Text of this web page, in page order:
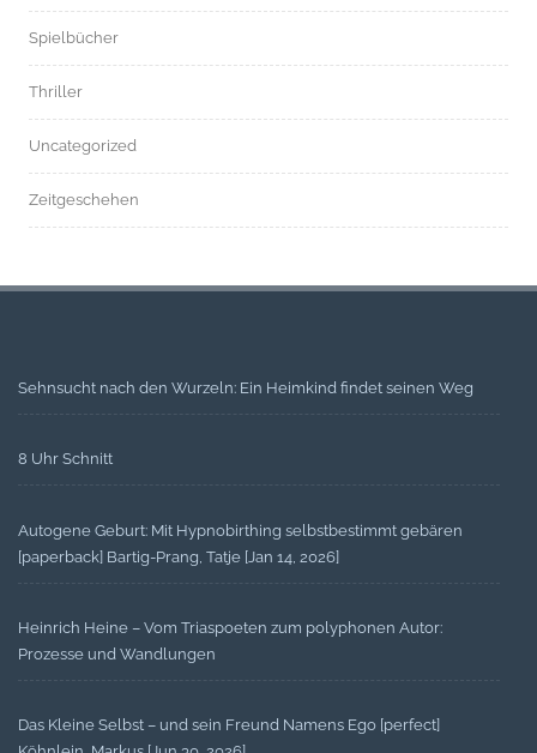
Spielbücher
Thriller
Uncategorized
Zeitgeschehen
Sehnsucht nach den Wurzeln: Ein Heimkind findet seinen Weg
8 Uhr Schnitt
Autogene Geburt: Mit Hypnobirthing selbstbestimmt gebären
[paperback] Bartig-Prang, Tatje [Jan 14, 2026]
Heinrich Heine – Vom Triaspoeten zum polyphonen Autor:
Prozesse und Wandlungen
Das Kleine Selbst – und sein Freund Namens Ego [perfect]